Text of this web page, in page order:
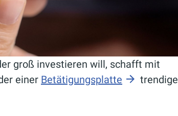
groß investieren will, schafft mit
einer Betätigungsplatte
trendige